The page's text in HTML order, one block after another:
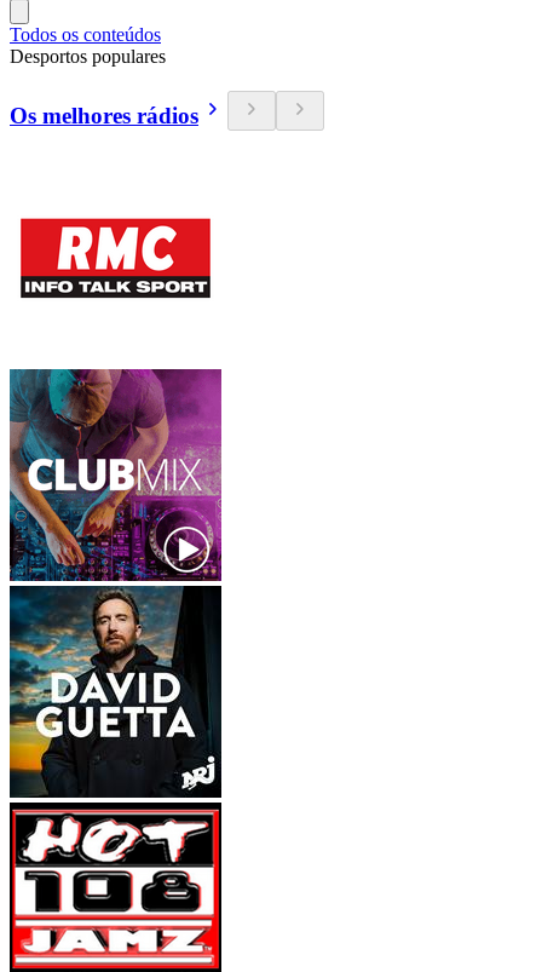
Todos os conteúdos
Desportos populares
Os melhores rádios